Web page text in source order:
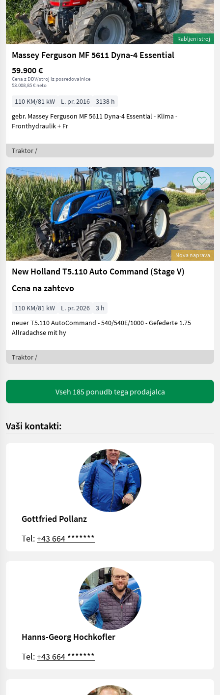
Rabljeni stroj
Massey Ferguson MF 5611 Dyna-4 Essential
59.900 €
Cena z DDV/stroj iz posredovalnice
53.008,85 € neto
110 KM/81 kW L. pr. 2016
3138 h
gebr. Massey Ferguson MF 5611 Dyna-4 Essential - Klima -
Fronthydraulik + Fr
Traktor /
Nova naprava
New Holland T5.110 Auto Command (Stage V)
Cena na zahtevo
110 KM/81 kW L. pr. 2026
3 h
neuer T5.110 AutoCommand - 540/540E/1000 - Gefederte 1.75
Allradachse mit hy
Traktor /
Vseh 185 ponudb tega prodajalca
Vaši kontakti:
Gottfried Pollanz
Tel:+43 664 *******
Hanns-Georg Hochkofler
Tel:+43 664 *******